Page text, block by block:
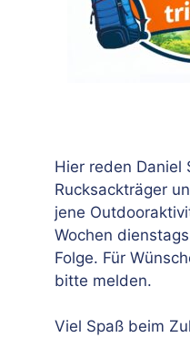
Hier reden Daniel
Rucksackträger
jene
Wochen
Folge. Für
bitte melden.
Viel Spaß beim